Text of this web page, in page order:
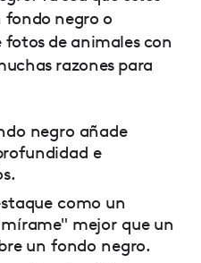
negro o
fotos de animales con
razones para
negro añade
e
como un
mejor que un
un fondo negro.